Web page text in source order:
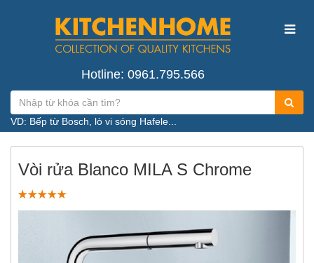
Hotline: 0961.795.566
VD: Bếp từ Bosch, lò vi sóng Hafele...
Vòi rửa Blanco MILA S Chrome